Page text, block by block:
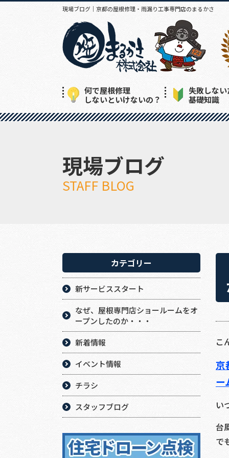
現場ブログ｜京都の屋根修理・雨漏り工事専門店のまるかさ
何で屋根修理
しないといけないの？
失敗しな
基礎知識
現場ブログ
STAFF BLOG
こ
京
ー
い
台
で
カテゴリー
新サービススタート
なぜ、屋根専門店ショールームをオ
ープンしたのか・・・
新着情報
イベント情報
チラシ
スタッフブログ